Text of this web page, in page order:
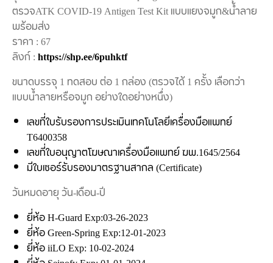
ตรวจATK COVID-19 Antigen Test Kit แบบแยงจมูก&น้ำลาย
พร้อมส่ง
ราคา : 67
ลิงก์ :https://shp.ee/6puhktf
ขนาดบรรจุ 1 ทดสอบ ต่อ 1 กล่อง (ตรวจได้ 1 ครั้ง เลือกว่า
แบบน้ำลายหรือจมูก อย่างใดอย่างหนึ่ง)
เลขที่ใบรับรอง​การประเมิน​เทคโนโลยี​เครื่อง​มือ​แพทย์
T6400358
เลขที่ใบอนุญาต​โฆษณา​เครื่องมือ​แพทย์ ฆพ.1645/2564
มีใบเซอร์รับรองมาตรฐานสากล (Certificate)
วันหมดอายุ วัน-เดือน-ปี
ยี่ห้อ H-Guard Exp:03-26-2023
ยี่ห้อ Green-Spring Exp:12-01-2023
ยี่ห้อ iiLO Exp: 10-02-2024